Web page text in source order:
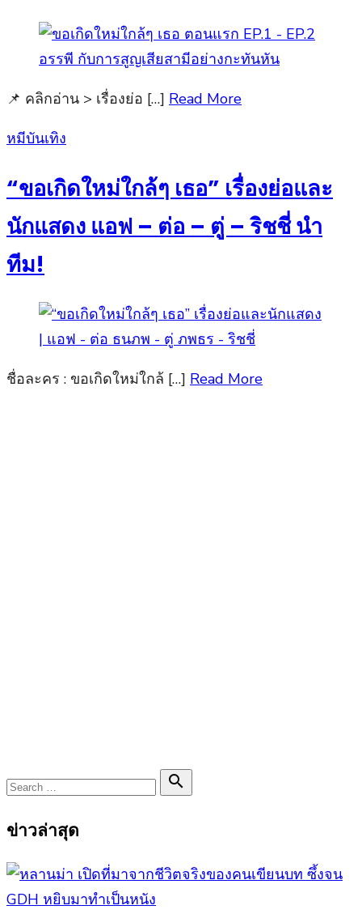
📌 คลิกอ่าน > เรื่องย่อ […] Read More
Posted
หมีบันเทิง
“ขอเกิดใหม่ใกล้ๆ เธอ” เรื่องย่อและ
นักแสดง แอฟ – ต่อ – ตู่ – ริชชี่ นำ
ทีม!
ชื่อละคร : ขอเกิดใหม่ใกล้ […] Read More
Search

Search
ข่าวล่าสุด